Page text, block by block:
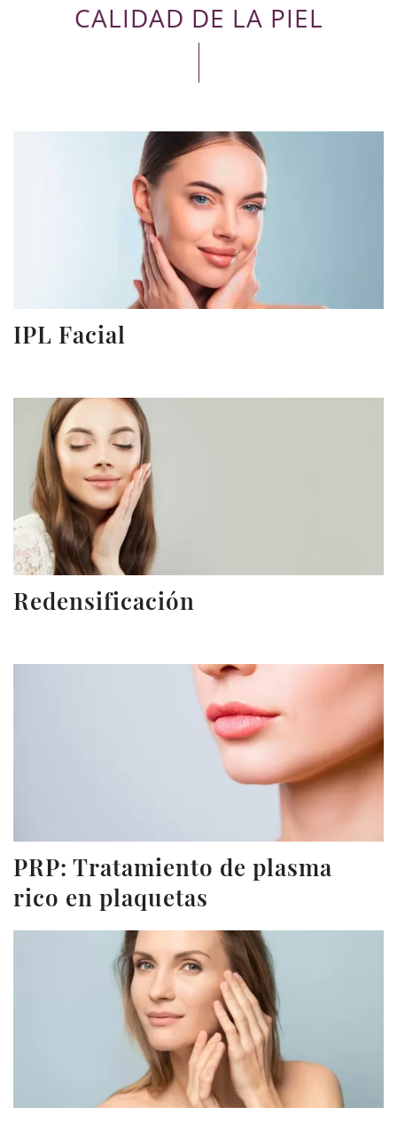
CALIDAD DE LA PIEL
IPL Facial
Redensificación
PRP: Tratamiento de plasma
rico en plaquetas